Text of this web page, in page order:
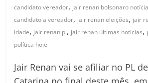
candidato vereador, jair renan bolsonaro
candidato a vereador, jair renan eleições, jair
idade, jair renan pl, jair renan últimas notícias,
política hoje
Jair Renan vai se afiliar no PL